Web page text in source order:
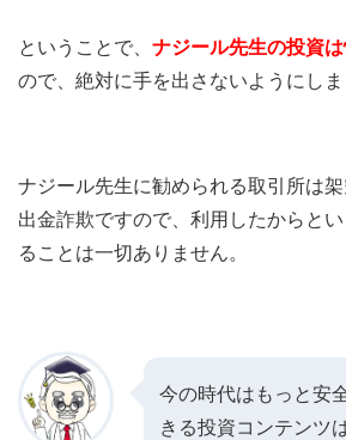
ということで、 ナジール先生の投資
ので、絶対に手を出さないようにしま
ナジール先生に勧められる取引所は架
出金詐欺ですので、利用したからと
ることは一切ありません。
今の時代はもっと安
きる投資コンテンツ